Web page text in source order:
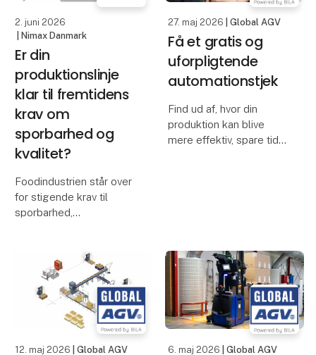
også kendt som et
elevatorlysg
2. juni 2026
| Nimax Danmark
Er din
produktionslinje
klar til fremtidens
krav om
sporbarhed og
kvalitet?
Foodindustrien står over
for stigende krav til
sporbarhed,
skal produktionen være
effektiv, fleksibel og
driftssikker.
På FoodTech 2026 viser
27. maj 2026 | Global AGV
Få et gratis og
uforpligtende
automationstjek
Find ud af, hvor din
produktion kan blive
mere effektiv, spare tid
kan sk
12. maj 2026 | Global AGV 6. maj 2026 | Global AGV